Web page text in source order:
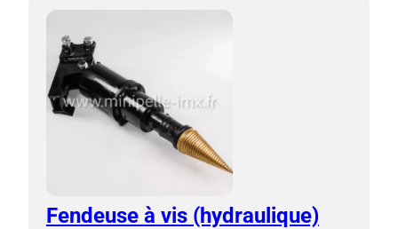
Fendeuse à vis (hydraulique)